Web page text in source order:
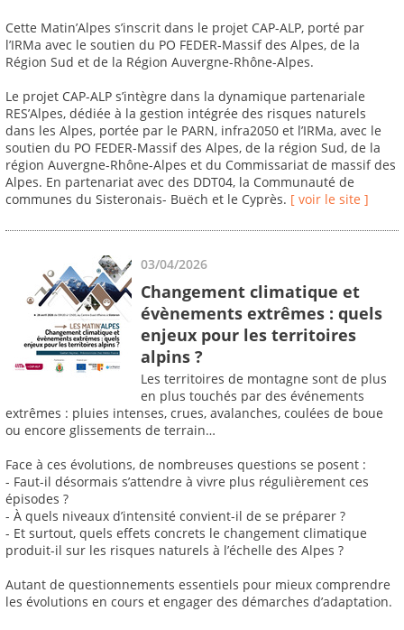
Cette Matin’Alpes s’inscrit dans le projet CAP-ALP, porté par
l’IRMa avec le soutien du PO FEDER-Massif des Alpes, de la
Région Sud et de la Région Auvergne-Rhône-Alpes.
Le projet CAP-ALP s’intègre dans la dynamique partenariale
RES’Alpes, dédiée à la gestion intégrée des risques naturels
dans les Alpes, portée par le PARN, infra2050 et l’IRMa, avec le
soutien du PO FEDER-Massif des Alpes, de la région Sud, de la
région Auvergne-Rhône-Alpes et du Commissariat de massif des
Alpes. En partenariat avec des DDT04, la Communauté de
communes du Sisteronais- Buëch et le Cyprès. [ voir le site ]
03/04/2026
Changement climatique et
évènements extrêmes : quels
enjeux pour les territoires
alpins ?
Les territoires de montagne sont de plus
en plus touchés par des événements
extrêmes : pluies intenses, crues, avalanches, coulées de boue
ou encore glissements de terrain…
Face à ces évolutions, de nombreuses questions se posent :
- Faut-il désormais s’attendre à vivre plus régulièrement ces
épisodes ?
- À quels niveaux d’intensité convient-il de se préparer ?
- Et surtout, quels effets concrets le changement climatique
produit-il sur les risques naturels à l’échelle des Alpes ?
Autant de questionnements essentiels pour mieux comprendre
les évolutions en cours et engager des démarches d’adaptation.